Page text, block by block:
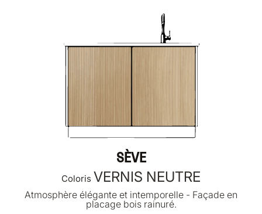
SÈVE
Coloris VERNIS NEUTRE
Atmosphère élégante et intemporelle - Façade en
placage bois rainuré.